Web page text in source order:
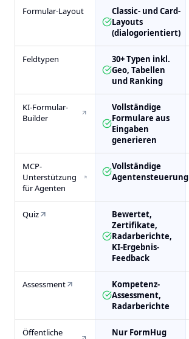
Formular-Layout
Classic- und Card-
Layouts
(dialogorientiert)
Feldtypen
30+ Typen inkl.
Geo, Tabellen
und Ranking
KI-Formular-
Builder
Vollständige
Formulare aus
Eingaben
generieren
MCP-
Unterstützung
für Agenten
Vollständige
Agentensteuerung
Quiz
Bewertet,
Zertifikate,
Radarberichte,
KI-Ergebnis-
Feedback
Assessment
Kompetenz-
Assessment,
Radarberichte
Öffentliche
Nur FormHug